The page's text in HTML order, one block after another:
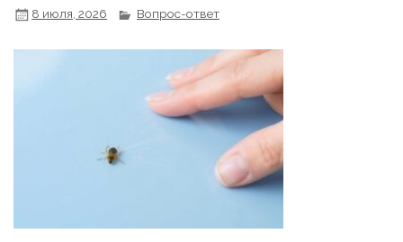
8 июля, 2026 Вопрос-ответ